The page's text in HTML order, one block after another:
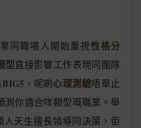
同職場人開始重視性格分
型直接影響工作表現同團隊
BIG5 ，呢啲心理測驗唔單止
測你適合咩類型嘅職業。舉
人天生擅長領導同決策，佢